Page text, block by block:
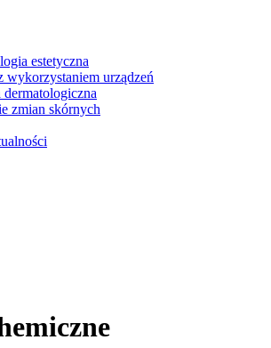
estetyczna
wykorzystaniem urządzeń
dermatologiczna
zmian skórnych